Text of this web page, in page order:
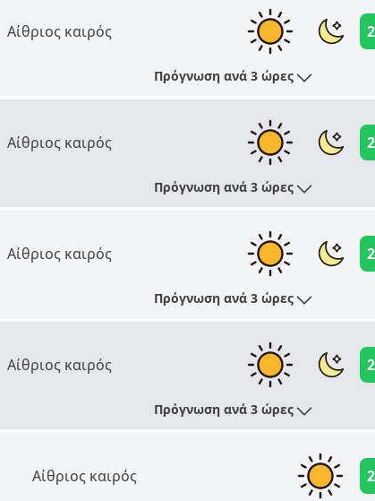
Αίθριος καιρός
Πρόγνωση ανά 3 ώρες
Αίθριος καιρός
Πρόγνωση ανά 3 ώρες
Αίθριος καιρός
Πρόγνωση ανά 3 ώρες
Αίθριος καιρός
Πρόγνωση ανά 3 ώρες
Αίθριος καιρός